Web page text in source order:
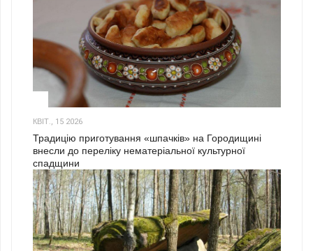
КВІТ., 15 2026
Традицію приготування «шпачків» на Городищині
внесли до переліку нематеріальної культурної
спадщини